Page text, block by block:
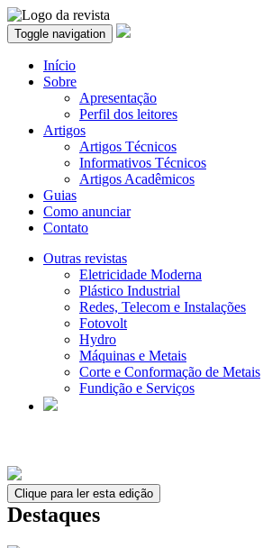
Toggle navigation
Início
Sobre
Apresentação
Perfil dos leitores
Artigos
Artigos Técnicos
Informativos Técnicos
Artigos Acadêmicos
Guias
Como anunciar
Contato
Outras revistas
Eletricidade Moderna
Plástico Industrial
Redes, Telecom e Instalações
Fotovolt
Hydro
Máquinas e Metais
Corte e Conformação de Metais
Fundição e Serviços
Clique para ler esta edição
Destaques